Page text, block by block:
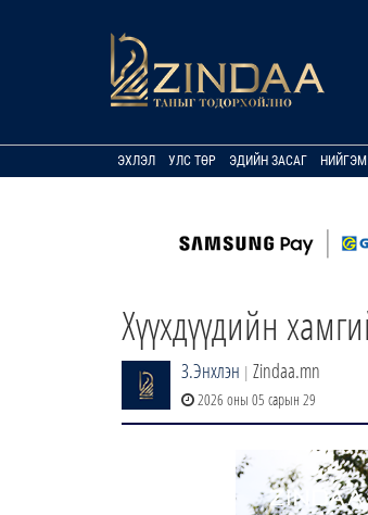
ЭХЛЭЛ УЛС ТӨР ЭДИЙН ЗАСАГ НИЙГЭМ
Хүүхдүүдийн
З.Энхлэн | Zindaa.mn
2026 оны 05 сарын 29